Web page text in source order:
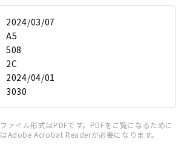
2024/03/07
A5
508
2C
2024/04/01
3030
ファイル形式はPDFです。PDFをご覧になるために
はAdobe Acrobat Readerが必要になります。